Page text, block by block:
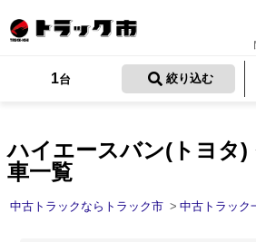
トラック買取
ハイエースバン(トヨタ)
車一覧
1台 絞り込む
中古トラックならトラック市 中古トラック